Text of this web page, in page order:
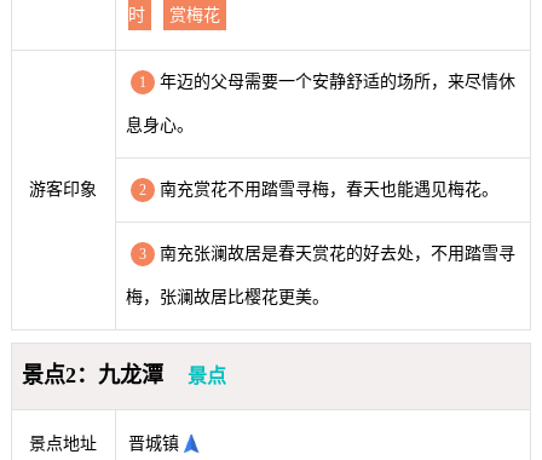
时 赏梅花
游客印象
1 年迈的父母需要一个安静舒适的场所，来尽情休
息身心。
2 南充赏花不用踏雪寻梅，春天也能遇见梅花。
3 南充张澜故居是春天赏花的好去处，不用踏雪寻
梅，张澜故居比樱花更美。
景点2：九龙潭 景点
景点地址 晋城镇